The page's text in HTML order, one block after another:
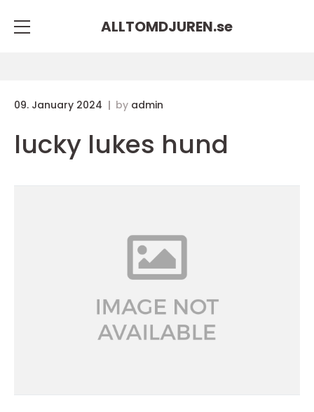
ALLTOMDJUREN.se
09. January 2024 by admin
lucky lukes hund